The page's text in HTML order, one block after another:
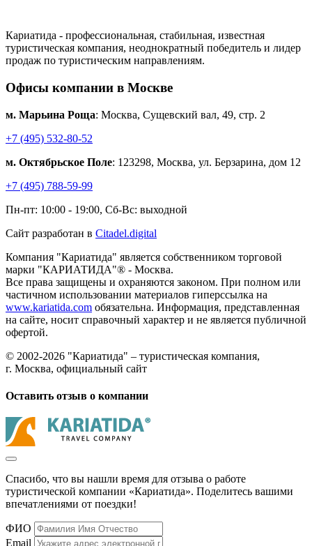
Кариатида - профессиональная, стабильная, известная
туристическая компания, неоднократный победитель и лидер
продаж по туристическим направлениям.
Офисы компании в Москве
м. Марьина Роща: Москва, Сущевский вал, 49, стр. 2
+7 (495) 532-80-52
м. Октябрьское Поле: 123298, Москва, ул. Берзарина, дом 12
+7 (495) 788-59-99
Пн-пт: 10:00 - 19:00, Сб-Вс: выходной
Сайт разработан в Citadel.digital
Компания "Кариатида" является собственником торговой
марки "КАРИАТИДА"® - Москва.
Все права защищены и охраняются законом. При полном или
частичном использовании материалов гиперссылка на
www.kariatida.com обязательна. Информация, представленная
на сайте, носит справочный характер и не является публичной
офертой.
© 2002-2026 "Кариатида" – туристическая компания,
г. Москва, официальный сайт
Оставить отзыв о компании
Спасибо, что вы нашли время для отзыва о работе
туристической компании «Кариатида». Поделитесь вашими
впечатлениями от поездки!
ФИО
Email